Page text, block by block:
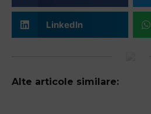
LinkedIn
Alte articole similare: